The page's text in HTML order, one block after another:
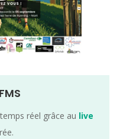
réel grâce au live